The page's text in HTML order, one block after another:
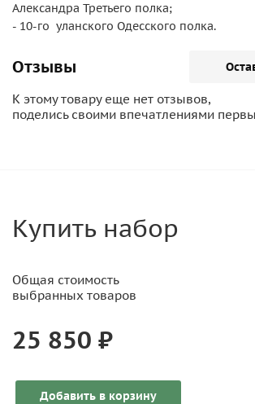
Александра Третьего полка;
- 10-го уланского Одесского полка.
Отзывы
К этому товару еще нет отзывов,
поделись своими впечатлениями
Купить набор
Общая стоимость
выбранных товаров
25 850 ₽
Добавить в корзину